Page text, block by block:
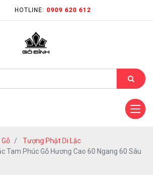
HOTLINE: 0909 620 612
Tượng Phật Di Lặc
Tam Phúc Gỗ Hương Cao 60 Ngang 60 Sâu